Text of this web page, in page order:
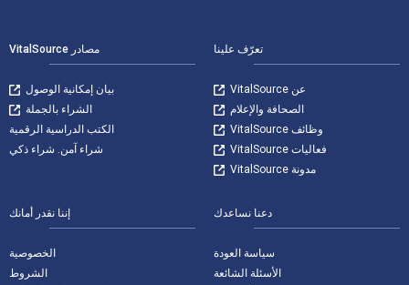
تعرّف علينا
عن VitalSource
الصحافة والإعلام
وظائف VitalSource
فعاليات VitalSource
مدونة VitalSource
مصادر VitalSource
بيان إمكانية الوصول
الشراء بالجملة
الكتب الدراسية الرقمية
شراء آمن. شراء ذكي
دعنا نساعدك
سياسة العودة
الأسئلة الشائعة
إننا نقدر أمانك
الخصوصية
الشروط